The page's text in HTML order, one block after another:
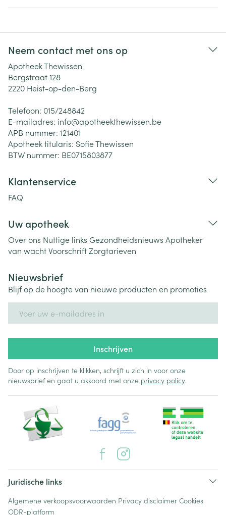
Neem contact met ons op
Apotheek Thewissen
Bergstraat 128
2220 Heist-op-den-Berg
Telefoon: 015/248842
E-mailadres: info@apotheekthewissen.be
APB nummer: 121401
Apotheek titularis: Sofie Thewissen
BTW nummer: BE0715803877
Klantenservice
FAQ
Uw apotheek
Over ons Nuttige links Gezondheidsnieuws Apotheker
van wachtVoorschriftZorgtarieven
Nieuwsbrief
Blijf op de hoogte van nieuwe producten en promoties
Inschrijven
Door op inschrijven te klikken, schrijft u zich in voor onze
nieuwsbrief en gaat u akkoord met onze privacy policy.
Juridische links
Algemene verkoopsvoorwaarden Privacy disclaimer Cookies
ODR-platform